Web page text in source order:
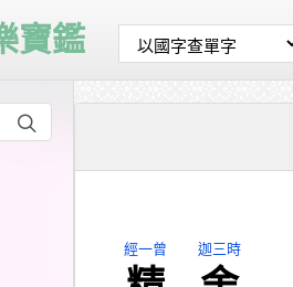
寶鑑
經一曾 迦三時